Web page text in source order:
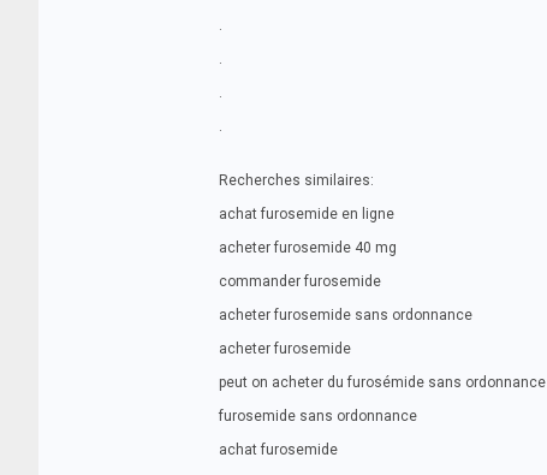
.
.
.
.
Recherches similaires:
achat furosemide en ligne
acheter furosemide 40 mg
commander furosemide
acheter furosemide sans ordonnance
acheter furosemide
peut on acheter du furosémide sans ordonnance
furosemide sans ordonnance
achat furosemide